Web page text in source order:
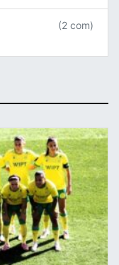
(2 com)